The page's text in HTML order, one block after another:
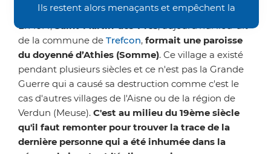
Ils restent alors menaçants et empêchent la
Nous vous demandons donc un peu de patience
avant de retrouver nos sentiers dans un meilleur
état. Merci de votre compréhension.
En 1614,Saint-Martin-des-Prés, aujourd'hui lieu-dit
de la commune de Trefcon, formait une paroisse
du doyenné d’Athies (Somme). Ce village a existé
pendant plusieurs siècles et ce n'est pas la Grande
Guerre qui a causé sa destruction comme c'est le
cas d'autres villages de l'Aisne ou de la région de
Verdun (Meuse). C'est au milieu du 19ème siècle
qu'il faut remonter pour trouver la trace de la
dernière personne qui a été inhumée dans la